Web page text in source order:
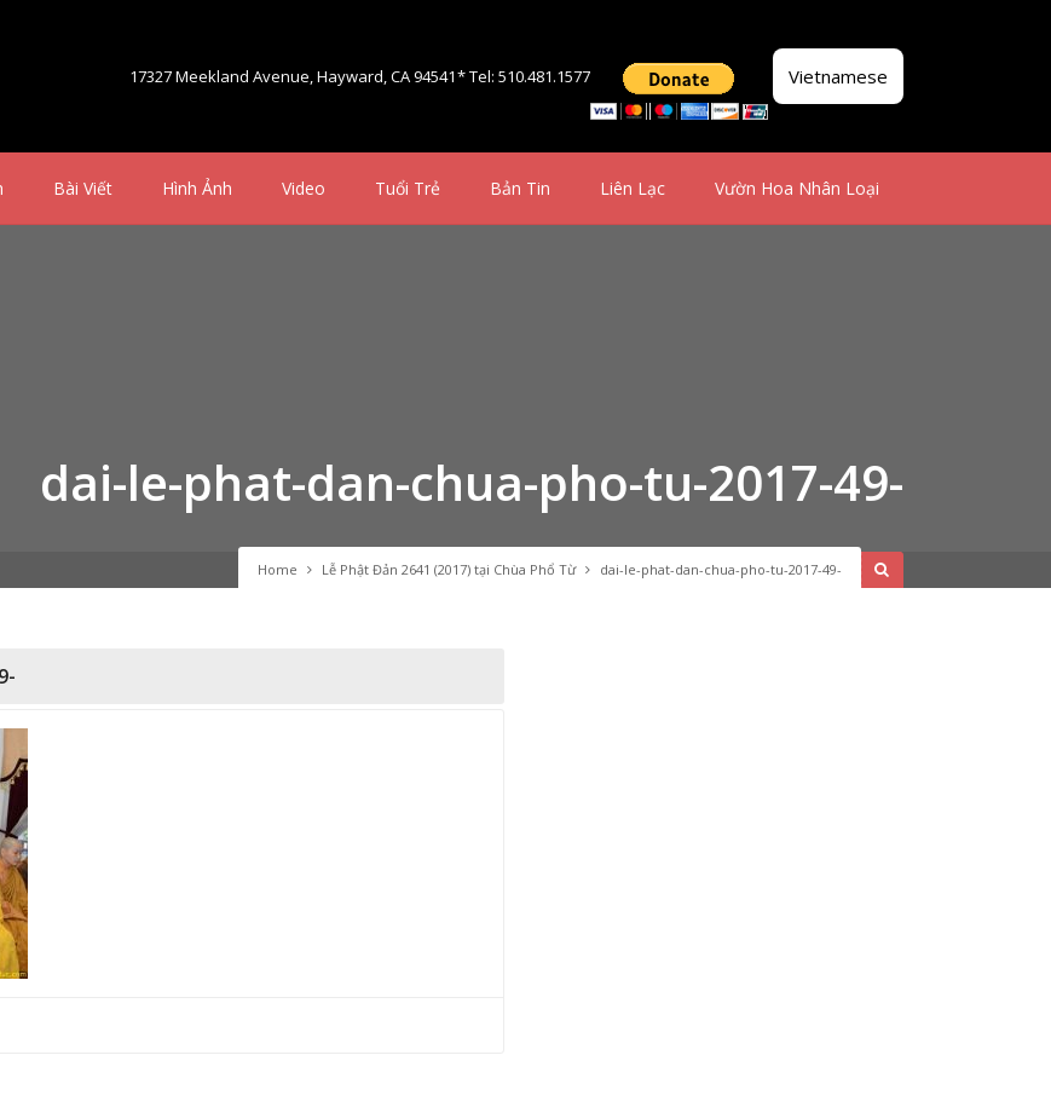
17327 Meekland Avenue, Hayward, CA 94541* Tel: 510.481.1577 Vietnamese
Bài Viết Hình Ảnh Video Tuổi Trẻ Bản Tin Liên Lạc Vườn Hoa Nhân Loại
Home Lễ Phật Đản 2641 (2017) tại Chùa Phổ Từ dai-le-phat-dan-chua-pho-tu-2017-49-
dai-le-phat-dan-chua-pho-tu-2017-49-